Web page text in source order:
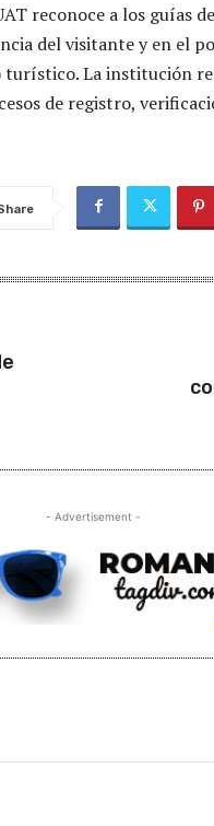
reconoce a los guías
del visitante y en el
turístico. La institución
de registro,
- Advertisement -